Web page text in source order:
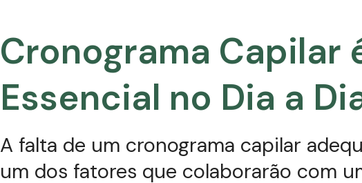
Cronograma Capilar
Essencial no Dia a
A falta de um cronograma capilar
um dos fatores que colaborarão com